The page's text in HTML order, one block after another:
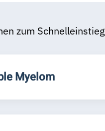
zum Schnelleinstieg
Myelom